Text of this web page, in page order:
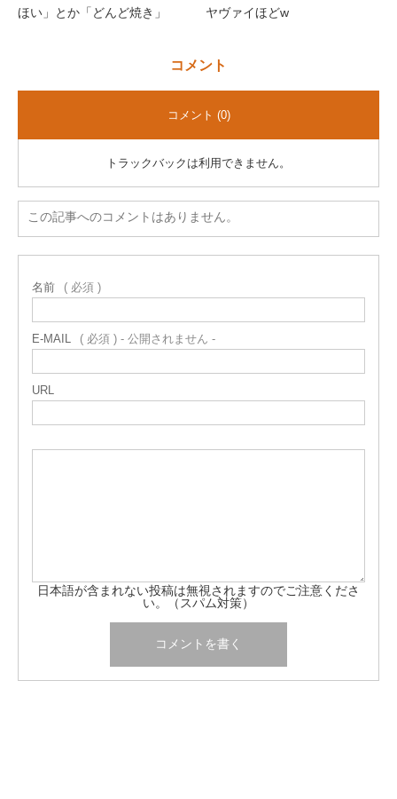
ほい」とか「どんど焼き」
ヤヴァイほどw
コメント
コメント (0)
トラックバックは利用できません。
この記事へのコメントはありません。
名前 ( 必須 )
E-MAIL ( 必須 ) - 公開されません -
URL
日本語が含まれない投稿は無視されますのでご注意くださ
い。（スパム対策）